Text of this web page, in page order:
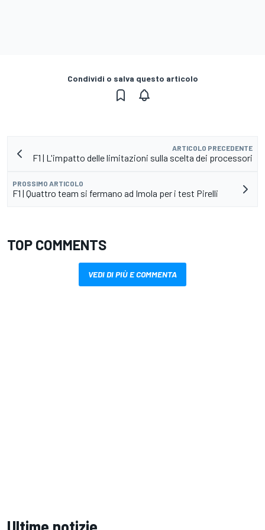
Condividi o salva questo articolo
ARTICOLO PRECEDENTE
F1 | L'impatto delle limitazioni sulla scelta dei processori
PROSSIMO ARTICOLO
F1 | Quattro team si fermano ad Imola per i test Pirelli
TOP COMMENTS
VEDI DI PIÙ E COMMENTA